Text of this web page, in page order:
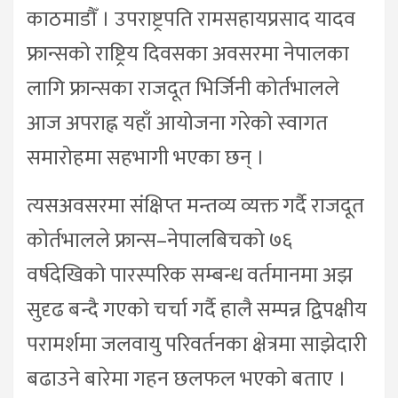
काठमाडौँ । उपराष्ट्रपति रामसहायप्रसाद यादव
फ्रान्सको राष्ट्रिय दिवसका अवसरमा नेपालका
लागि फ्रान्सका राजदूत भिर्जिनी कोर्तभालले
आज अपराह्न यहाँ आयोजना गरेको स्वागत
समारोहमा सहभागी भएका छन् ।
त्यसअवसरमा संक्षिप्त मन्तव्य व्यक्त गर्दै राजदूत
कोर्तभालले फ्रान्स–नेपालबिचको ७६
वर्षदेखिको पारस्परिक सम्बन्ध वर्तमानमा अझ
सुदृढ बन्दै गएको चर्चा गर्दै हालै सम्पन्न द्विपक्षीय
परामर्शमा जलवायु परिवर्तनका क्षेत्रमा साझेदारी
बढाउने बारेमा गहन छलफल भएको बताए ।